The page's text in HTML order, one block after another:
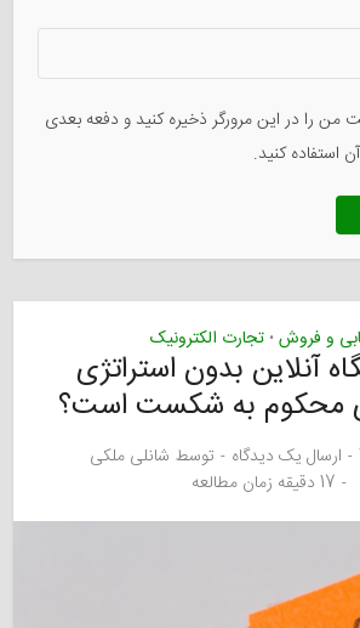
من را در این مرورگر ذخیره کنید و دفعه بعدی
استفاده کنید.
و فروش • تجارت الکترونیک
آنلاین بدون استراتژی
محکوم به شکست است؟
ارسال یک دیدگاه توسط شانلی ملکی
17 دقیقه زمان مطالعه